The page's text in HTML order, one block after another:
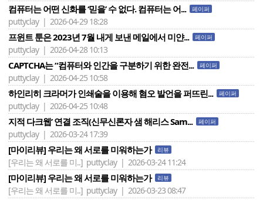
컴퓨터는 어떤 신화를 ‘믿을’ 수 없다. 컴퓨터는 어... 페이퍼
puttyclay | 2026-04-29 18:28
프윈트 툰은 2023년 7월 내게 보낸 메일에서 미얀... 페이퍼
puttyclay | 2026-04-28 10:13
CAPTCHA는 “컴퓨터와 인간을 구분하기 위한 완전... 페이퍼
puttyclay | 2026-04-25 10:58
하인리히 크라머가 인쇄술을 이용해 혐오 발언을 퍼뜨린... 페이퍼
puttyclay | 2026-04-25 10:48
지적 다크웹’ 연결 조직(신무신론자 샘 해리스 Sam... 페이퍼
puttyclay | 2026-03-24 17:39
[마이리뷰] 우리는 왜 서로를 미워하는가 리뷰
[우리는 왜 서로를 미..] puttyclay | 2026-03-24 11:24
[마이리뷰] 우리는 왜 서로를 미워하는가 리뷰
[우리는 왜 서로를 미..] puttyclay | 2026-03-23 08:47